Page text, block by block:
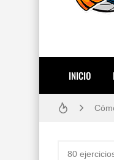
INICIO
80